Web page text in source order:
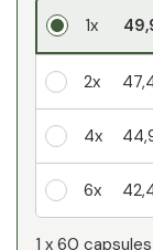
1x
2x
4x
6x
1 x 60 capsules